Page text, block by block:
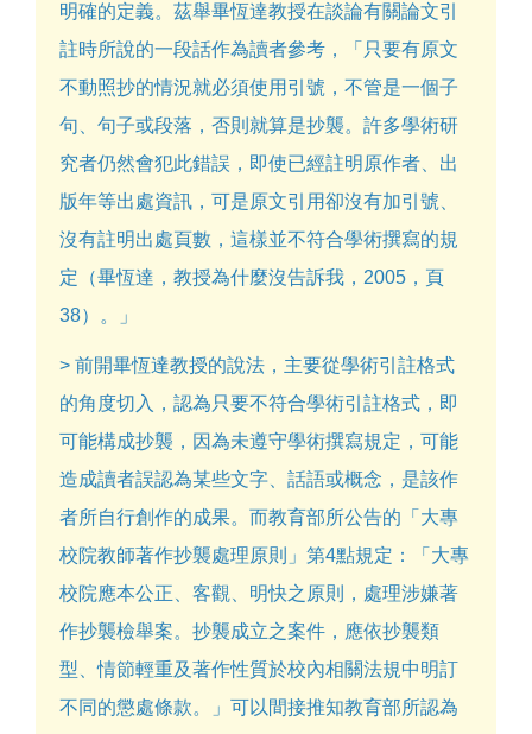
明確的定義。茲舉畢恆達教授在談論有關論文引
註時所說的一段話作為讀者參考，「只要有原文
不動照抄的情況就必須使用引號，不管是一個子
句、句子或段落，否則就算是抄襲。許多學術研
究者仍然會犯此錯誤，即使已經註明原作者、出
版年等出處資訊，可是原文引用卻沒有加引號、
沒有註明出處頁數，這樣並不符合學術撰寫的規
定（畢恆達，教授為什麼沒告訴我，2005，頁
38）。」
> 前開畢恆達教授的說法，主要從學術引註格式
的角度切入，認為只要不符合學術引註格式，即
可能構成抄襲，因為未遵守學術撰寫規定，可能
造成讀者誤認為某些文字、話語或概念，是該作
者所自行創作的成果。而教育部所公告的「大專
校院教師著作抄襲處理原則」第4點規定：「大專
校院應本公正、客觀、明快之原則，處理涉嫌著
作抄襲檢舉案。抄襲成立之案件，應依抄襲類
型、情節輕重及著作性質於校內相關法規中明訂
不同的懲處條款。」可以間接推知教育部所認為